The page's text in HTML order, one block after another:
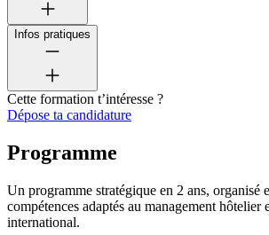
Infos pratiques
Cette formation t’intéresse ?
Dépose ta candidature
Programme
Un programme stratégique en 2 ans, organisé
compétences adaptés au management hôtelier
international.